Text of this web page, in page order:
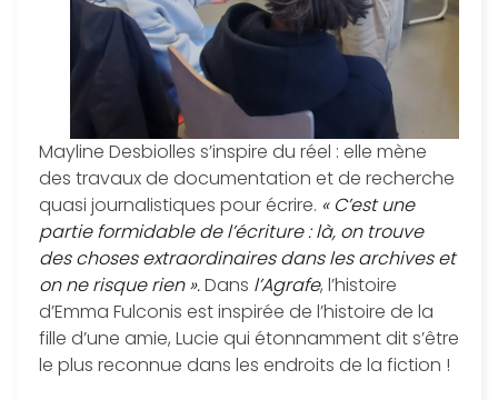
Mayline Desbiolles s’inspire du réel : elle mène
des travaux de documentation et de recherche
quasi journalistiques pour écrire. « C’est une
partie formidable de l’écriture : là, on trouve
des choses extraordinaires dans les archives et
on ne risque rien ».Dans l’Agrafe, l’histoire
d’Emma Fulconis est inspirée de l’histoire de la
fille d’une amie, Lucie qui étonnamment dit s’être
le plus reconnue dans les endroits de la fiction !